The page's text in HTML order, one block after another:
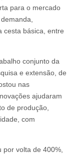
para o mercado
cesta básica, entre
conjunto da
e extensão, de
nas
ajudaram
de produção,
com
volta de 400%,